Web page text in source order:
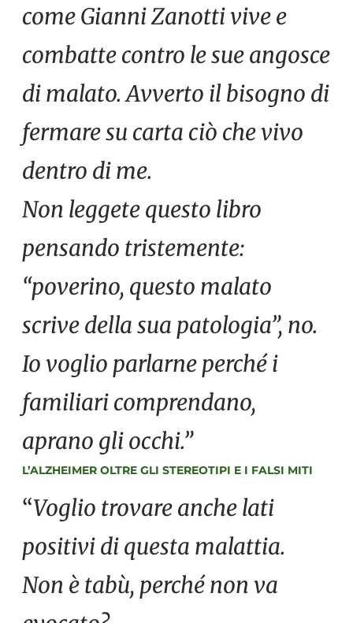
come Gianni Zanotti vive e
combatte contro le sue angosce
di malato. Avverto il bisogno di
fermare su carta ciò che vivo
dentro di me.
Non leggete questo libro
pensando tristemente:
“poverino, questo malato
scrive della sua patologia”, no.
Io voglio parlarne perché i
familiari comprendano,
aprano gli occhi.”
L’ALZHEIMER OLTRE GLI STEREOTIPI E I FALSI MITI
“Voglio trovare anche lati
positivi di questa malattia.
Non è tabù, perché non va